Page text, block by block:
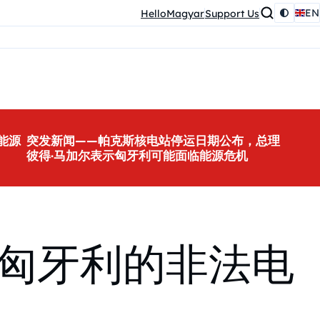
HelloMagyarSupport Us EN
源 突发新闻——帕克斯核电站停运日期公布，总理
彼得·马加尔表示匈牙利可能面临能源危机
牙利的非法电